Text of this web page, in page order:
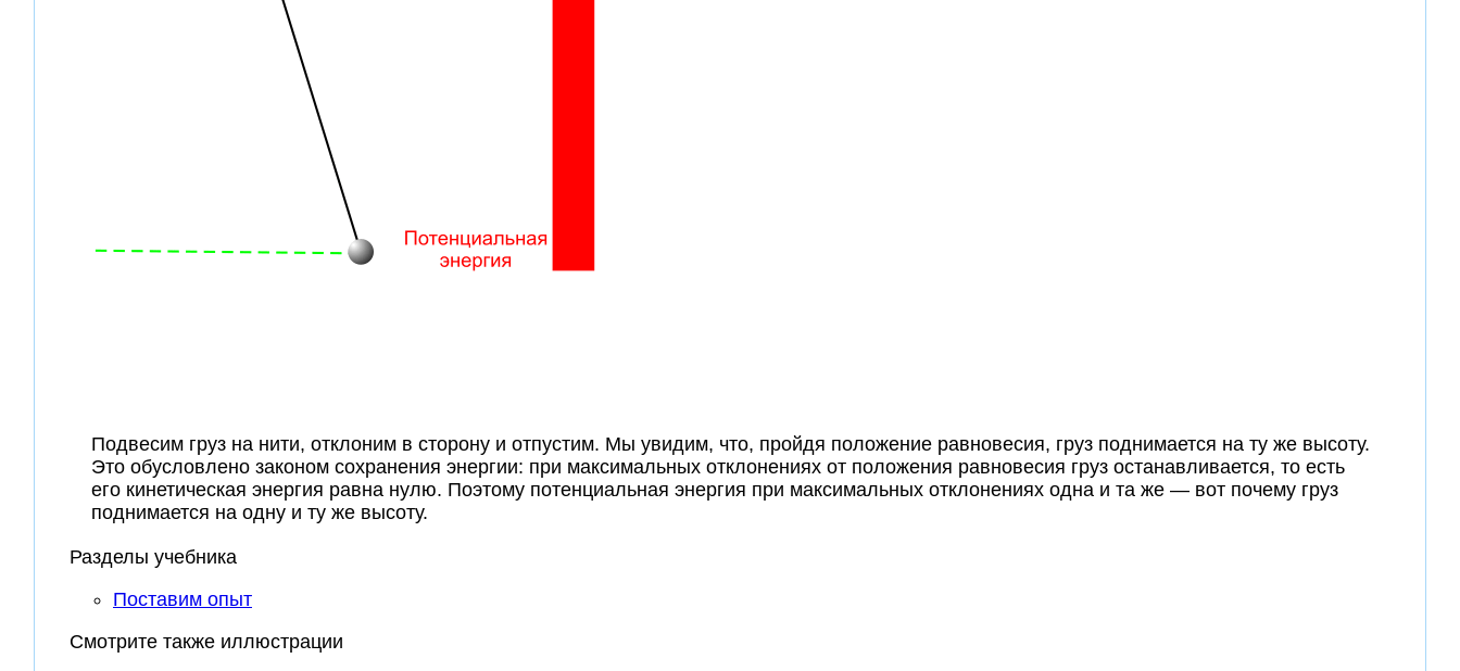
Подвесим груз на нити, отклоним в сторону и отпустим. Мы увидим, что, пройдя положение равновесия, груз поднимается на ту же высоту.
Это обусловлено законом сохранения энергии: при максимальных отклонениях от положения равновесия груз останавливается, то есть
его кинетическая энергия равна нулю. Поэтому потенциальная энергия при максимальных отклонениях одна и та же — вот почему груз
поднимается на одну и ту же высоту.
Разделы учебника
Поставим опыт
Смотрите также иллюстрации